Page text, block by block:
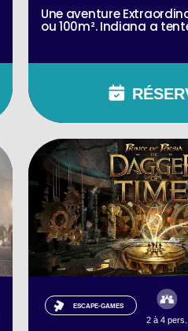
Une aventure
ou 100m². Indiana a
ESCAPE-GAMES
2 à 4 pers.